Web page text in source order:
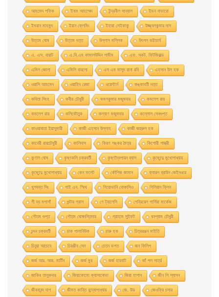
আহমেদ শফিক ইনাম আহম্মেদ ইন্দ্রনীল সান্যাল ইভন নাভারাে
ইমরান মাহমুদ ইয়ান ফ্লেমিং ইহারা সেইকাকু উজ্জ্বলকুমার দাস
উত্তম ঘােষ উত্তম দত্ত উল্লাস মল্লিক উৎপল ভট্টাচার্য
এ. এস. বায়াট এ.বি.এম কামালউদ্দিন শামীম এফ. স্কট. ফিটজিরাল্ড
এমিল জোলা এমিলি বারলো এস এম মাসুদ রানা রবি এহসান উল হক
ওয়াসি আহমেদ ওয়াহিদ রেজা ওয়েস্টার্ন কঙ্কাবতী দত্ত
কবিতা সিংহ কবীর চৌধুরী কমলকুমার মজুমদার কমলেশ রায়
কমলেশ রায় কলিকৌতুক কল্যাণ মজুমদার কল্লোল সেনগুপ্ত
কাওয়াবাতা ইয়াসুমারী কাজী এহসান উল্লাহ কাজী জহুরুল হক
কাবেরী রায়চৌধুরী কালিদাস কিরণ শঙ্কর মৈত্র কিশোরী শাস্ত্রী
কুণাল ঘোষ কৃষ্ণকলি চক্রবর্তী কৃষ্ণদ্বৈপায়ন ব্যাস কৃষ্ণেন্দু মুখােপাধ্যায়
কৃষ্ণেন্দু মুখোপাধ্যায় কেন ফলেট কৌশিক জামান ক্যারল ব্রাউন জেইনওয়ে
খুশবন্ত সিং গাই এন. স্মিথ গিয়ােভানি বােকাসিও গিলিয়ান ফ্লিন
গী দ্য মপাসাঁ গুন্টার গ্রাস গে ট্যালেসি গেব্রিয়েল গার্সিয়া মার্কেজ
গৌতম গুপ্ত গৌতম ঘোষদস্তিদার গ্রাহাম সুইফট ঘনশ্যাম চৌধুরী
চন্দন চক্রবর্তী চাক পালানিউক চারু হক চিত্ররঞ্জন মাইতি
চিনুয়া আচেবে চিরঞ্জীব সেন চেতন ভগত জন ফিলিপ
জর্জ আর. আর. মার্টিন জর্জ মুর জর্জ হারবাট জাঁ পল সার্ত্র
জাকির তালুকদার জিয়াকোমাে ক্যাসানােভা জিয়া হাশান জীন পি স্যাসন
জীবনানন্দ দাশ জীমত কান্তি বন্দ্যোপাধ্যায় জে. উড জেওফ্রি চসার